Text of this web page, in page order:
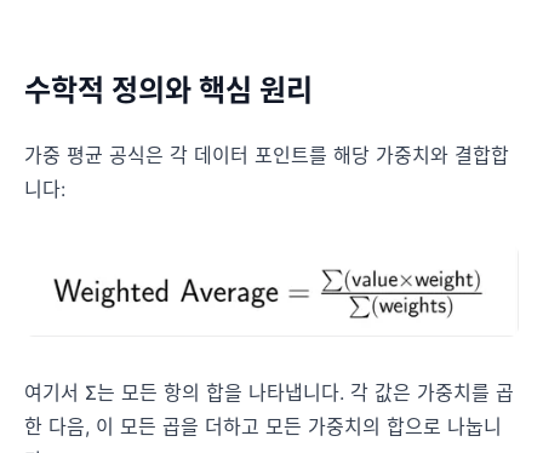
수학적 정의와 핵심 원리
가중 평균 공식은 각 데이터 포인트를 해당 가중치와 결합합
니다:
여기서 Σ는 모든 항의 합을 나타냅니다. 각 값은 가중치를 곱
한 다음, 이 모든 곱을 더하고 모든 가중치의 합으로 나눕니